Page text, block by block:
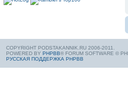
COPYRIGHT PODSTAKANNIK.RU 2006-2011.
POWERED BY PHPBB® FORUM SOFTWARE ©
РУССКАЯ ПОДДЕРЖКА PHPBB